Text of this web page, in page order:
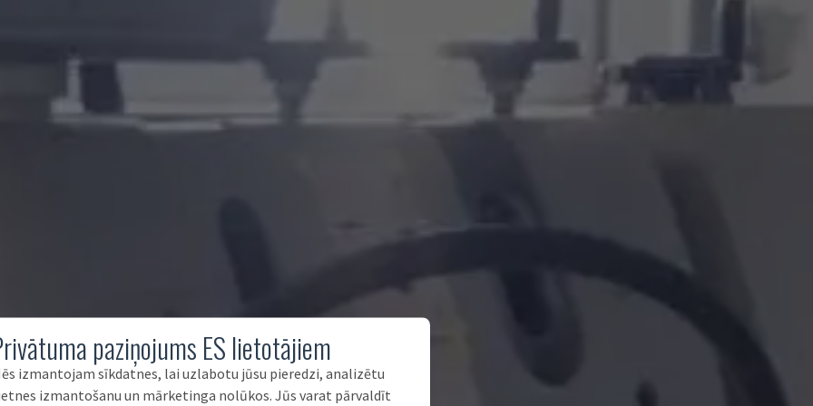
paziņojums ES lietotājiem
izmantojam sīkdatnes, lai uzlabotu jūsu pieredzi, analizētu
izmantošanu un mārketinga nolūkos. Jūs varat pārvaldīt